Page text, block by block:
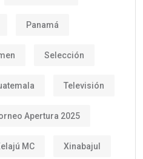
Panamá
Selección
Televisión
Apertura 2025
MC Xinabajul